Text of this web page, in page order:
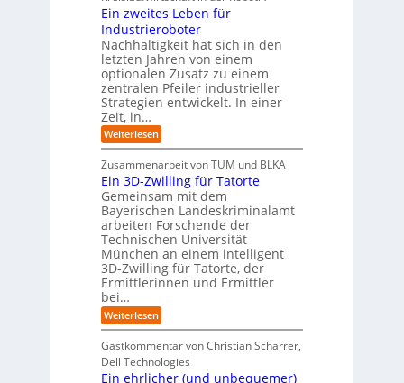
s
b
e
i
t
e
u
r
o
p
i
s
c
h
e
n
R
o
u
t
e
-
H
e
r
s
e
r
u
n
g
n
S
A
P
:
W
i
e
s
u
b
e
r
e
D
a
t
e
n
K
I
-
r
o
j
e
k
t
e
n
d
A
I
-
R
e
p
r
t
S
i
n
k
e
n
d
e
s
C
b
e
r
r
s
Ein zweites Leben für
Industrieroboter
Nachhaltigkeit hat sich in den
letzten Jahren von einem
optionalen Zusatz zu einem
zentralen Pfeiler industrieller
Strategien entwickelt. In einer
Zeit, in…
Weiterlesen:
E
n
z
w
e
i
t
e
s
L
e
e
n
f
ü
r
I
Zusammenarbeit von TUM und BLKA
Ein 3D-Zwilling für Tatorte
Gemeinsam mit dem
Bayerischen Landeskriminalamt
arbeiten Forschende der
Technischen Universität
München an einem intelligent
3D-Zwilling für Tatorte, der
Ermittlerinnen und Ermittler
bei…
Weiterlesen:
E
n
3
D
Gastkommentar von Christian Scharrer,
Dell Technologies
Ein ehrlicher (und unbequemer)